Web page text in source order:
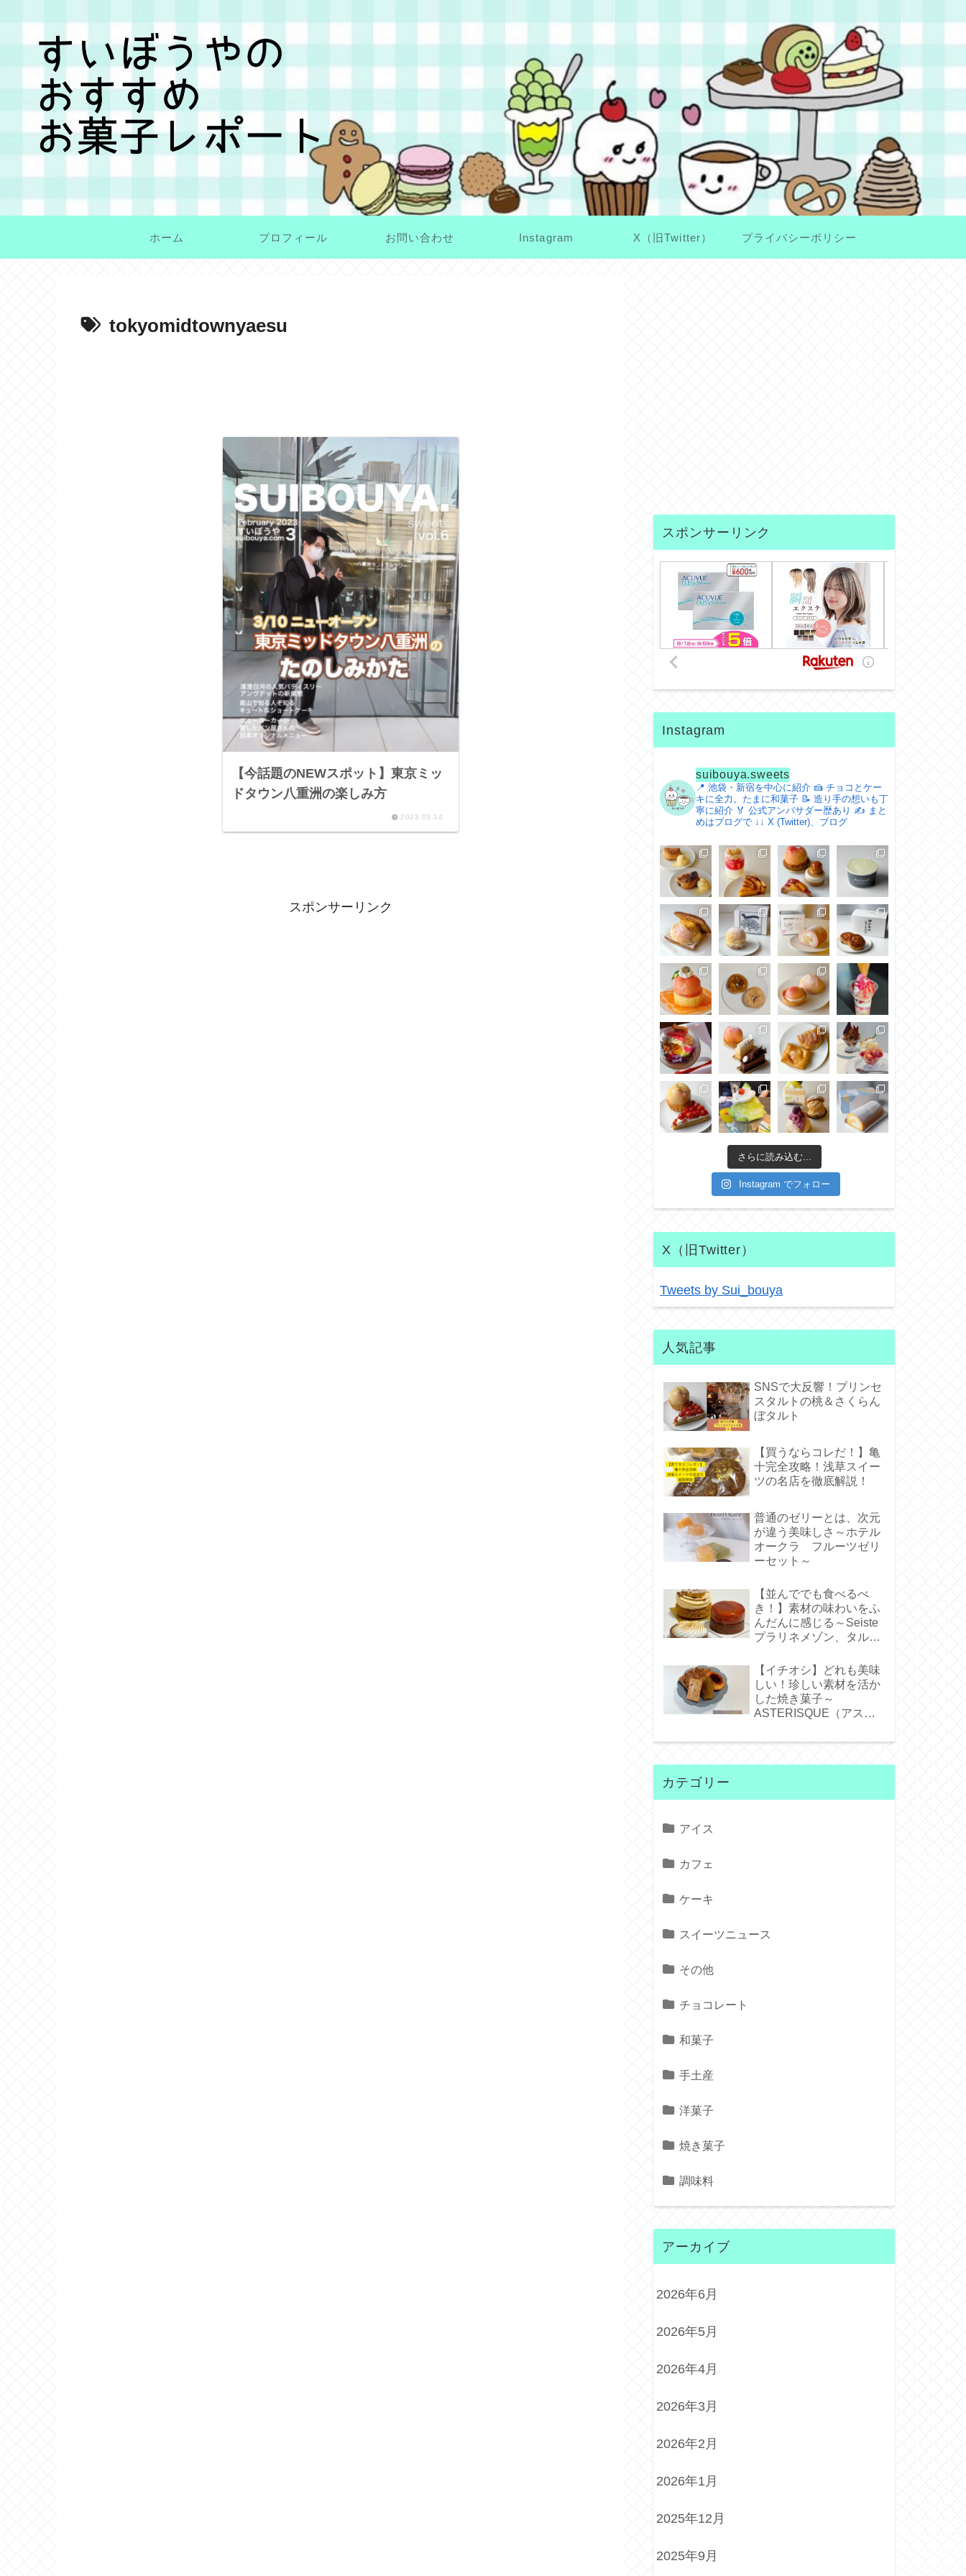
ホーム プロフィール お問い合わせ Instagram X（旧Twitter） プライバシーポリシー
tokyomidtownyaesu
【今話題のNEWスポット】東京ミッ
ドタウン八重洲の楽しみ方
2023.03.14
スポンサーリンク
スポンサーリンク
Instagram
suibouya.sweets
📍 池袋・新宿を中心に紹介 🍰 チョコとケー
キに全力。たまに和菓子 📝 造り手の想いも丁
寧に紹介 🏅 公式アンバサダー歴あり ✍️ まと
めはブログで ↓↓ X (Twitter)、ブログ
さらに読み込む...
Instagram でフォロー
X（旧Twitter）
Tweets by Sui_bouya
人気記事
SNSで大反響！プリンセ
スタルトの桃＆さくらん
ぼタルト
【買うならコレだ！】亀
十完全攻略！浅草スイー
ツの名店を徹底解説！
普通のゼリーとは、次元
が違う美味しさ～ホテル
オークラ フルーツゼリ
ーセット～
【並んででも食べるべ
き！】素材の味わいをふ
んだんに感じる～Seiste
プラリネメゾン、タルト
シトロン～
【イチオシ】どれも美味
しい！珍しい素材を活か
した焼き菓子～
ASTERISQUE（アステ
カテゴリー
アイス
カフェ
ケーキ
スイーツニュース
その他
チョコレート
和菓子
手土産
洋菓子
焼き菓子
調味料
アーカイブ
2026年6月
2026年5月
2026年4月
2026年3月
2026年2月
2026年1月
2025年12月
2025年9月